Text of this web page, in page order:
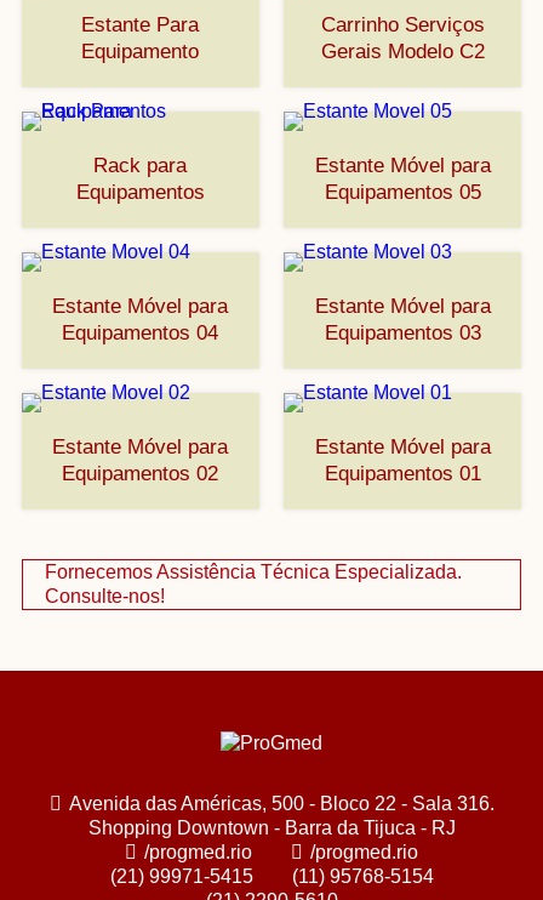
Estante Para
Equipamento
Carrinho Serviços
Gerais Modelo C2
Rack para
Equipamentos
Estante Móvel para
Equipamentos 05
Estante Móvel para
Equipamentos 04
Estante Móvel para
Equipamentos 03
Estante Móvel para
Equipamentos 02
Estante Móvel para
Equipamentos 01
Fornecemos Assistência Técnica Especializada.
Consulte-nos!
Avenida das Américas, 500 - Bloco 22 - Sala 316.
Shopping Downtown - Barra da Tijuca - RJ
/progmed.rio
/progmed.rio
(21) 99971-5415
(11) 95768-5154